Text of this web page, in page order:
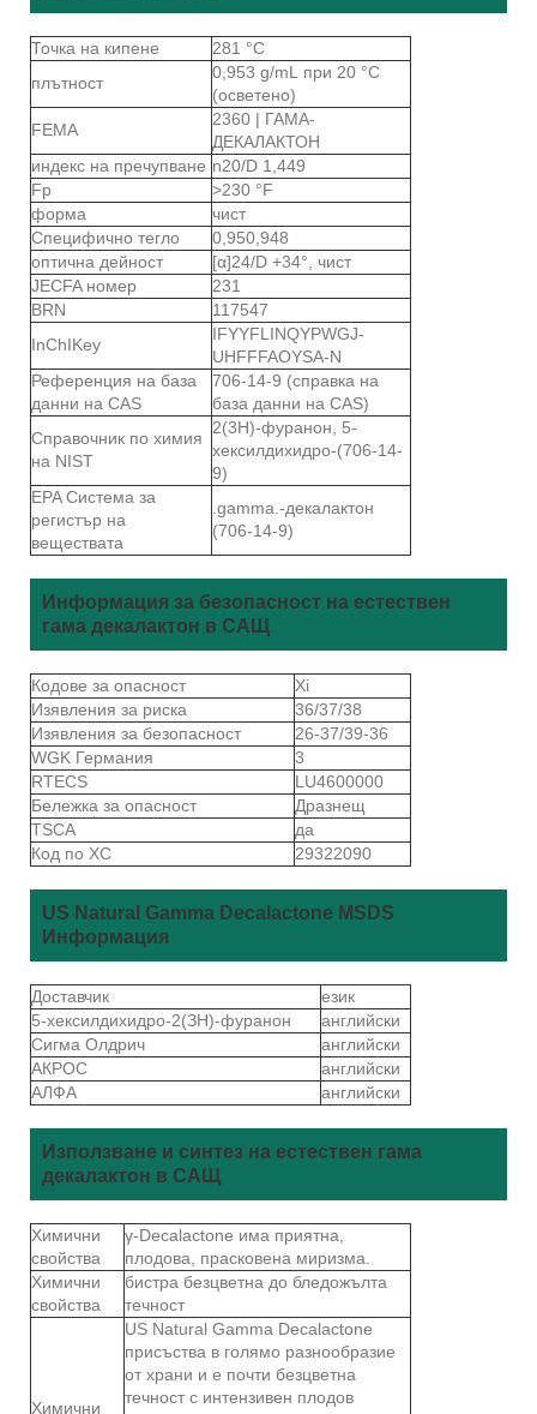
Точка на кипене
281 °C
плътност
0,953 g/mL при 20 °C
(осветено)
FEMA
2360 | ГАМА-
ДЕКАЛАКТОН
индекс на пречупване n20/D 1,449
Fp
>230 °F
форма
чист
Специфично тегло
0,950,948
оптична дейност
[α]24/D +34°, чист
JECFA номер
231
BRN
117547
InChIKey
IFYYFLINQYPWGJ-
UHFFFAOYSA-N
Референция на база
данни на CAS
706-14-9 (справка на
база данни на CAS)
Справочник по химия
на NIST
2(3Н)-фуранон, 5-
хексилдихидро-(706-14-
9)
EPA Система за
регистър на
веществата
.gamma.-декалактон
(706-14-9)
Информация за безопасност на естествен
гама декалактон в САЩ
Кодове за опасност
Xi
Изявления за риска
36/37/38
Изявления за безопасност
26-37/39-36
WGK Германия
3
RTECS
LU4600000
Бележка за опасност
Дразнещ
TSCA
да
Код по ХС
29322090
US Natural Gamma Decalactone MSDS
Информация
Доставчик
език
5-хексилдихидро-2(ЗН)-фуранон
английски
Сигма Олдрич
английски
АКРОС
английски
АЛФА
английски
Използване и синтез на естествен гама
декалактон в САЩ
Химични
свойства
γ-Decalactone има приятна,
плодова, прасковена миризма.
Химични
свойства
бистра безцветна до бледожълта
течност
Химични
US Natural Gamma Decalactone
присъства в голямо разнообразие
от храни и е почти безцветна
течност с интензивен плодов